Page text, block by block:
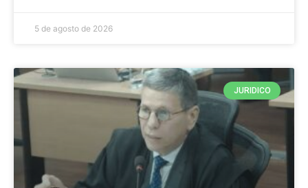
5 de agosto de 2026
JURIDICO